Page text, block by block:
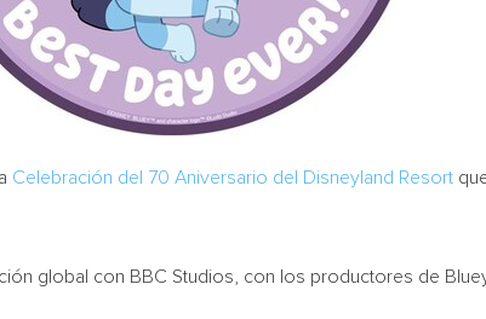
Celebración del 70 Aniversario del Disneyland Resort
global con BBC Studios, con los productores de